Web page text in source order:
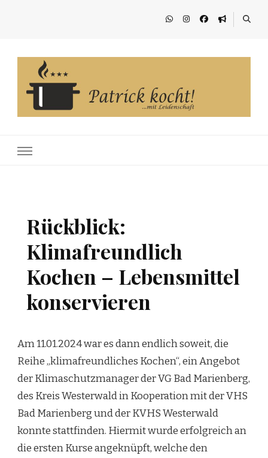
Rückblick:
Klimafreundlich
Kochen – Lebensmittel
konservieren
Am 11.01.2024 war es dann endlich soweit, die
Reihe „klimafreundliches Kochen“, ein Angebot
der Klimaschutzmanager der VG Bad Marienberg,
des Kreis Westerwald in Kooperation mit der VHS
Bad Marienberg und der KVHS Westerwald
konnte stattfinden. Hiermit wurde erfolgreich an
die ersten Kurse angeknüpft, welche den